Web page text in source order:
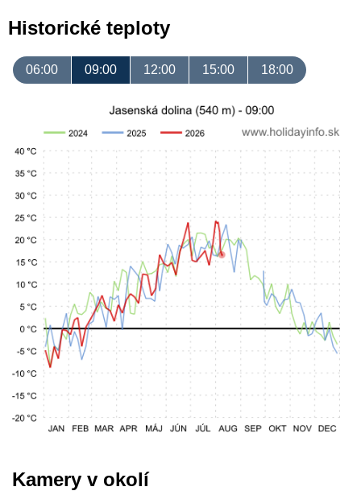
Historické teploty
06:00 09:00 12:00 15:00 18:00
Kamery v okolí